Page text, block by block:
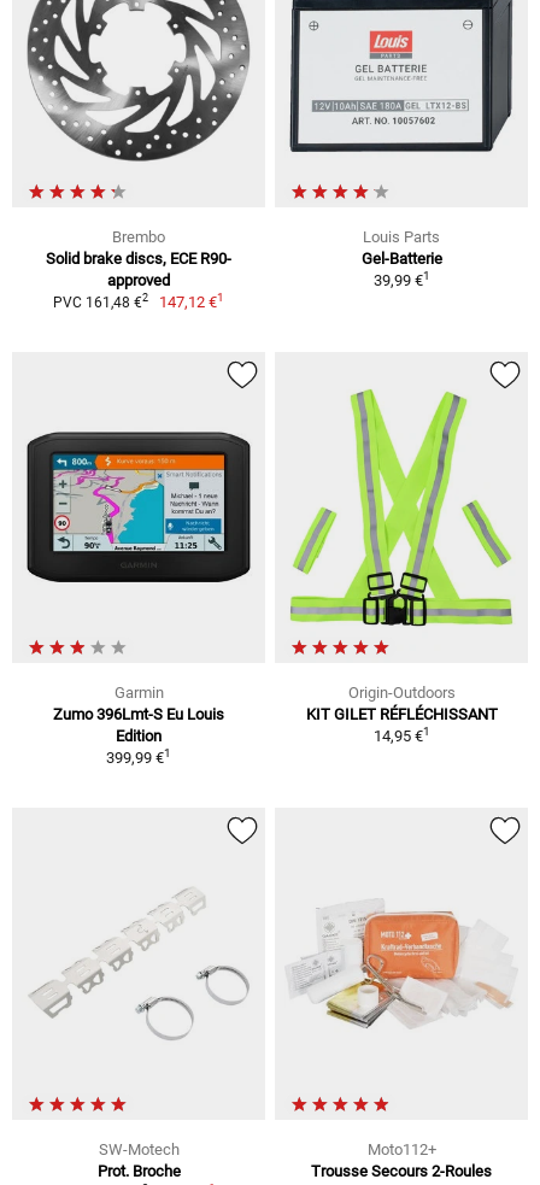
Brembo
Solid brake discs, ECE R90-
approved
PVC 161,48 €2 147,12 €1
Louis Parts
Gel-Batterie
39,99 €1
Garmin
Zumo 396Lmt-S Eu Louis
Edition
399,99 €1
Origin-Outdoors
KIT GILET RÉFLÉCHISSANT
14,95 €1
SW-Motech
Prot. Broche
Moto112+
Trousse Secours 2-Roules